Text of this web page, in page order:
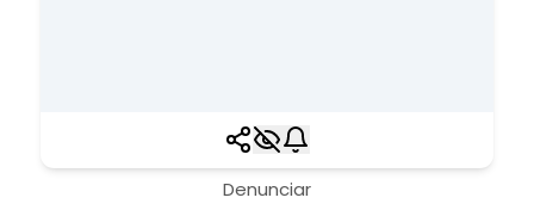
Denunciar